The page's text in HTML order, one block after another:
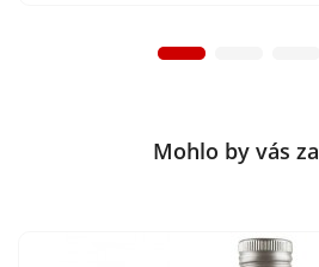
Mohlo by vás